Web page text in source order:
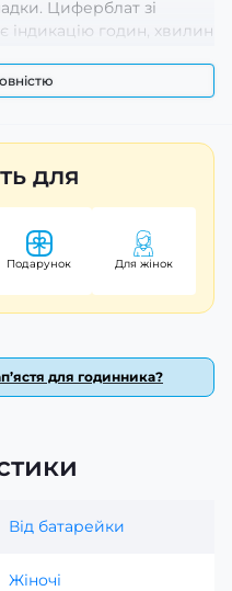
Циферблат зі
індикацію годин, хвилин
у кожному дету. З
всього 52 грами, цей
у повсякденному
свій образ
для
Подарунок Для жінок
для годинника?
Від батарейки
Жіночі